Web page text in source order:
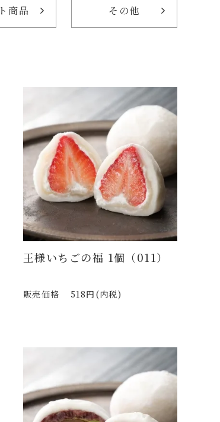
商品 その他
王様いちごの福 1個（011）
販売価格 518円(内税)